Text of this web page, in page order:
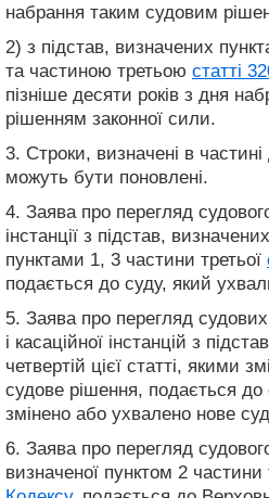
набрання таким судовим
2) з підстав, визначених
та частиною третьою статті
пізніше десяти років з дня
рішенням законної сили.
3. Строки, визначені в частині
можуть бути поновлені.
4. Заява про перегляд
інстанції з підстав,
пунктами 1, 3 частини третьої
подається до суду, який
5. Заява про перегляд
і касаційної інстанцій з
четвертій цієї статті, якими
судове рішення, подається до
змінено або ухвалено нове
6. Заява про перегляд
визначеної пунктом 2 частини